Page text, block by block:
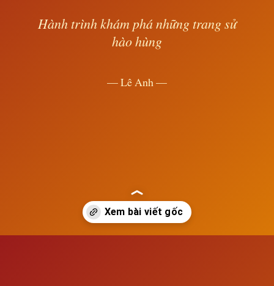
Hành trình khám phá những trang sử
hào hùng
— Lê Anh —